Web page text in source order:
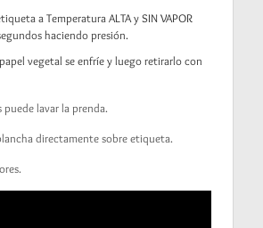
a Temperatura ALTA y SIN VAPOR
haciendo presión.
vegetal se enfríe y luego retirarlo con
puede lavar la prenda.
directamente sobre etiqueta.